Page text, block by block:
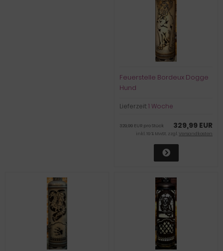
Feuerstelle Bordeux Dogge
Hund
Lieferzeit:1 Woche
329,99 EUR
329,99 EUR pro Stück
inkl. 19 % MwSt. zzgl.Versandkosten